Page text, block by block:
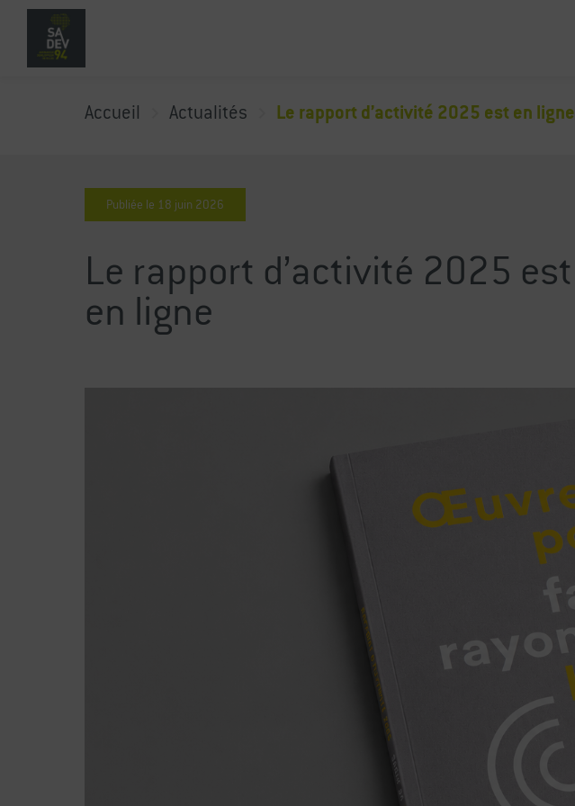
Accueil Actualités Le rapport d’activité 2025 est en ligne
Publiée le 18 juin 2026
Le rapport d’activité 2025 est
en ligne